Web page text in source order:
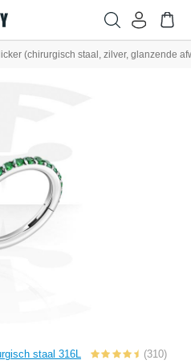
(chirurgisch staal, zilver, glanzende
staal 316L (310)